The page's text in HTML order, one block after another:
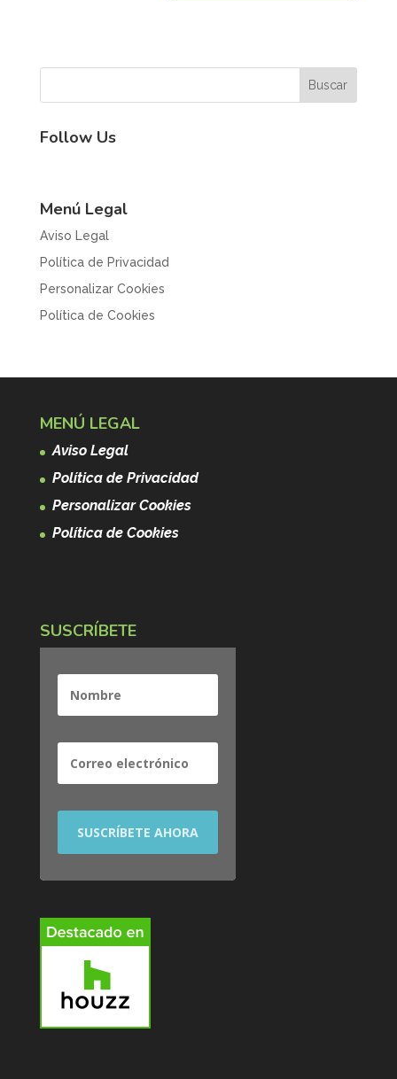
Follow Us
Menú Legal
Aviso Legal
Política de Privacidad
Personalizar Cookies
Política de Cookies
MENÚ LEGAL
Aviso Legal
Política de Privacidad
Personalizar Cookies
Política de Cookies
SUSCRÍBETE